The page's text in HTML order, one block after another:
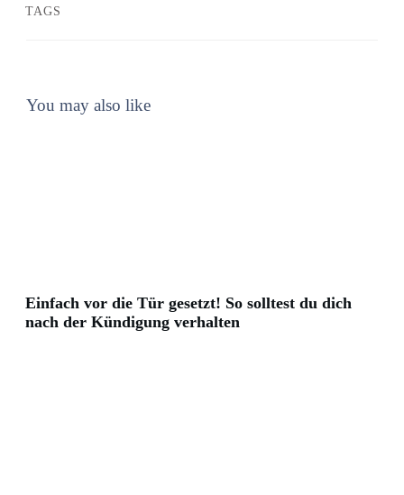
TAGS
You may also like
Einfach vor die Tür gesetzt! So solltest du dich
nach der Kündigung verhalten